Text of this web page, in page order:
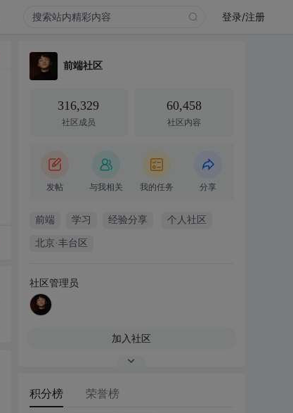
登录/注册
前端社区
316,329
社区成员
60,458
社区内容
发帖 与我相关 我的任务 分享
前端 学习 经验分享 个人社区
北京·丰台区
社区管理员
加入社区
积分榜 荣誉榜